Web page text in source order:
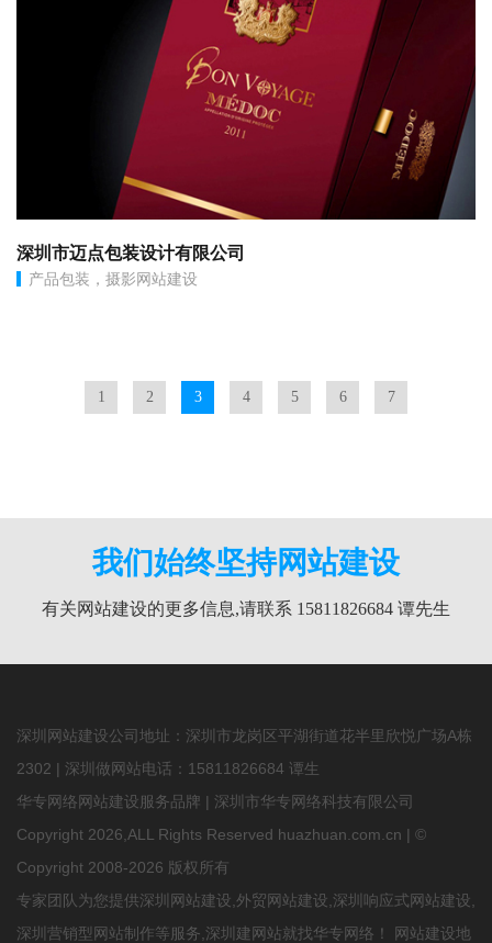
深圳市迈点包装设计有限公司
产品包装，摄影网站建设
1 2 3 4 5 6 7
我们始终坚持网站建设
有关网站建设的更多信息,请联系 15811826684 谭先生
深圳网站建设公司地址：深圳市龙岗区平湖街道花半里欣悦广场A栋
2302 | 深圳做网站电话： 15811826684 谭生
华专网络网站建设服务品牌 | 深圳市华专网络科技有限公司
Copyright 2026,ALL Rights Reserved huazhuan.com.cn | ©
Copyright 2008-2026 版权所有
专家团队为您提供深圳网站建设 外贸网站建设 ,深圳响应式网站建设,
深圳营销型网站制作等服务,深圳建网站就找华专网络！
网站建设地